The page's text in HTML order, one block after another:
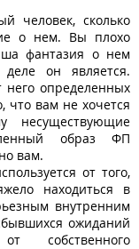
человек, сколько
о нем. Вы плохо
фантазия о нем
он является.
определенных
что вам не хочется
несуществующие
образ ФП
вам.
от того,
находиться в
внутренним
ожиданий
собственного